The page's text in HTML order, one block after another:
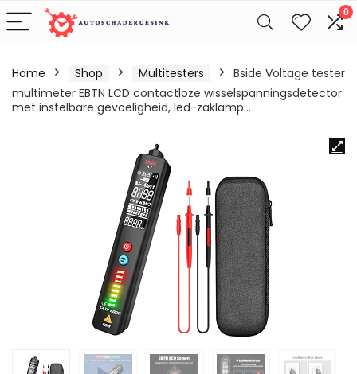
0
Home Shop Multitesters
Bside Voltage tester
multimeter EBTN LCD contactloze wisselspanningsdetector
met instelbare gevoeligheid, led-zaklamp…